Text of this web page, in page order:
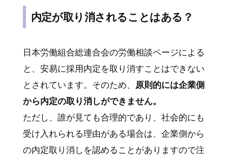
内定が取り消されることはある？
日本労働組合総連合会の労働相談ページによる
と、安易に採用内定を取り消すことはできない
とされています。そのため、 原則的には企業側
から内定の取り消しができません。
ただし、誰が見ても合理的であり、社会的にも
受け入れられる理由がある場合は、企業側から
の内定取り消しを認めることがありますので注